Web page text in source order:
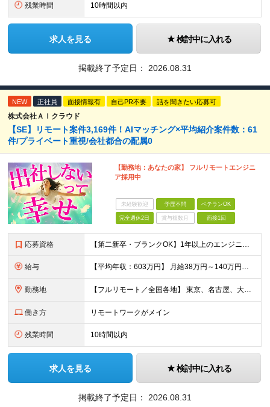
残業時間 10時間以内
求人を見る 検討中に入れる
掲載終了予定日： 2026.08.31
NEW 正社員 面接情報有 自己PR不要 話を聞きたい応募可
株式会社ＡＩクラウド
【SE】リモート案件3,169件！AIマッチング×平均紹介案件数：61
件/プライベート重視/会社都合の配属0
【勤務地：あなたの家】 フルリモートエンジニ
ア採用中
未経験歓迎 学歴不問 ベテランOK
完全週休2日 賞与複数月 面接1回
応募資格 【第二新卒・ブランクOK】1年以上のエンジニア経験がある方(開発・インフラ・工程・言語一切不問） 文理・学歴不問 【歓迎条件】 ◆AI・クラウド案件に参画したい方 ◆下流工程から上流工程へステップア
給与 【平均年収：603万円】 月給38万円～140万円＋諸手当（経験者） 【平均年収603万円】 ※案件の契約内容や昇給額などはすべて開示します。 ※経験や能力を考慮し決定します。 ※月給には固定残業
勤務地 【フルリモート／全国各地】 東京、名古屋、大阪、福岡を中心とした全国のプロジェクトにアサイン。 ※プロジェクトは完全選択制です。 ※フルリモート、ハイブリッド型、常駐案件から自由に選択可能です。 ※転
働き方 リモートワークがメイン
残業時間 10時間以内
求人を見る 検討中に入れる
掲載終了予定日： 2026.08.31